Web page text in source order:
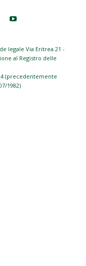
legale Via Eritrea 21 -
al Registro delle
(precedentemente
1982)